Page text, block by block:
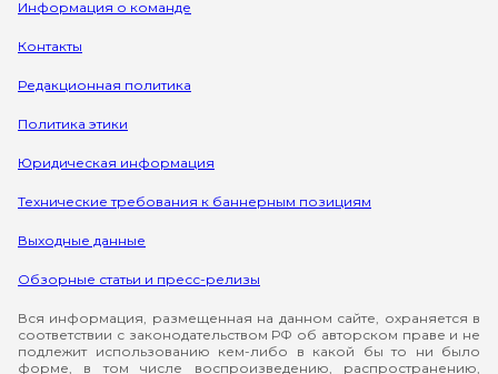
Информация о команде
Контакты
Редакционная политика
Политика этики
Юридическая информация
Технические требования к баннерным позициям
Выходные данные
Обзорные статьи и пресс-релизы
Вся информация, размещенная на данном сайте, охраняется в
соответствии с законодательством РФ об авторском праве и не
подлежит использованию кем-либо в какой бы то ни было
форме, в том числе воспроизведению, распространению,